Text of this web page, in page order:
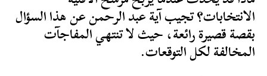
الانتخابات؟ تجيب آية عبد الرحمن عن هذا السؤال
بقصة قصيرة رائعة، حيث لا تنتهي المفاجآت
المخالفة لكل التوقعات.